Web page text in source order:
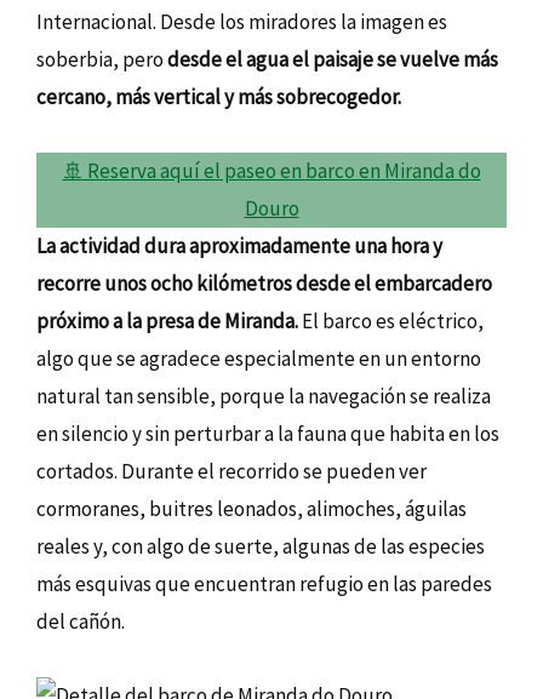
Internacional. Desde los miradores la imagen es
soberbia, perodesde el agua el paisaje se vuelve más
cercano, más vertical y más sobrecogedor.
🚢 Reserva aquí el paseo en barco en Miranda do
Douro
La actividad dura aproximadamente una hora y
recorre unos ocho kilómetros desde el embarcadero
próximo a la presa de Miranda.El barco es eléctrico,
algo que se agradece especialmente en un entorno
natural tan sensible, porque la navegación se realiza
en silencio y sin perturbar a la fauna que habita en los
cortados. Durante el recorrido se pueden ver
cormoranes, buitres leonados, alimoches, águilas
reales y, con algo de suerte, algunas de las especies
más esquivas que encuentran refugio en las paredes
del cañón.